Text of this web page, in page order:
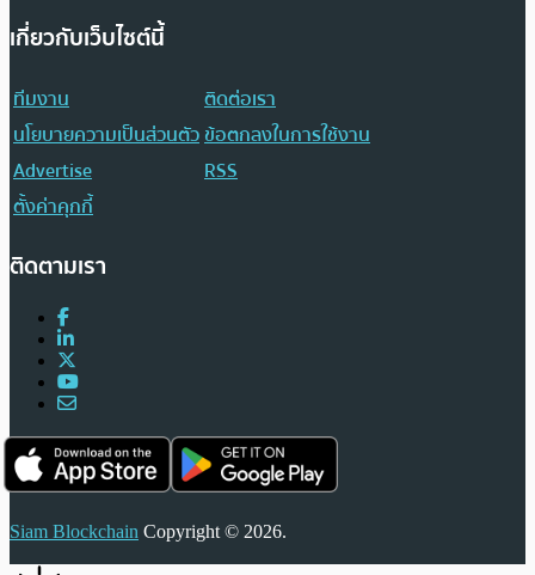
เกี่ยวกับเว็บไซต์นี้
ทีมงาน
ติดต่อเรา
นโยบายความเป็นส่วนตัวข้อตกลงในการใช้งาน
Advertise
RSS
ตั้งค่าคุกกี้
ติดตามเรา
Siam Blockchain Copyright © 2026.